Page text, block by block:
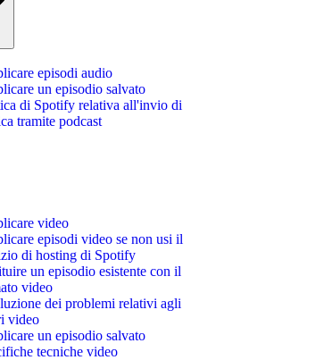
episodi audio
un episodio salvato
di Spotify relativa all'invio di
tramite podcast
video
episodi video se non usi il
di hosting di Spotify
un episodio esistente con il
video
dei problemi relativi agli
video
un episodio salvato
tecniche video